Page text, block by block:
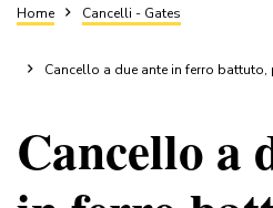
Briciole
di
pane
Home Cancelli - Gates
Cancello a due ante in ferro
Cancello a